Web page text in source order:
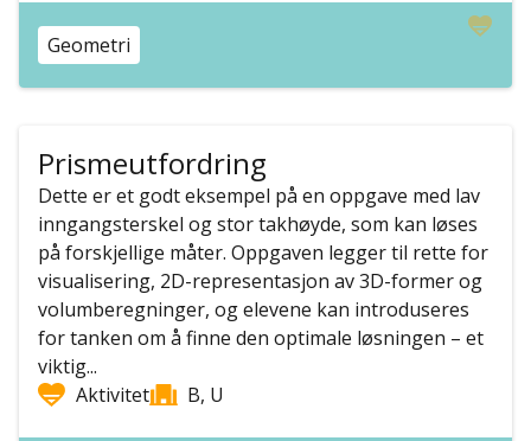
Geometri
Prismeutfordring
Dette er et godt eksempel på en oppgave med lav
inngangsterskel og stor takhøyde, som kan løses
på forskjellige måter. Oppgaven legger til rette for
visualisering, 2D-representasjon av 3D-former og
volumberegninger, og elevene kan introduseres
for tanken om å finne den optimale løsningen – et
viktig...
Aktivitet
B, U